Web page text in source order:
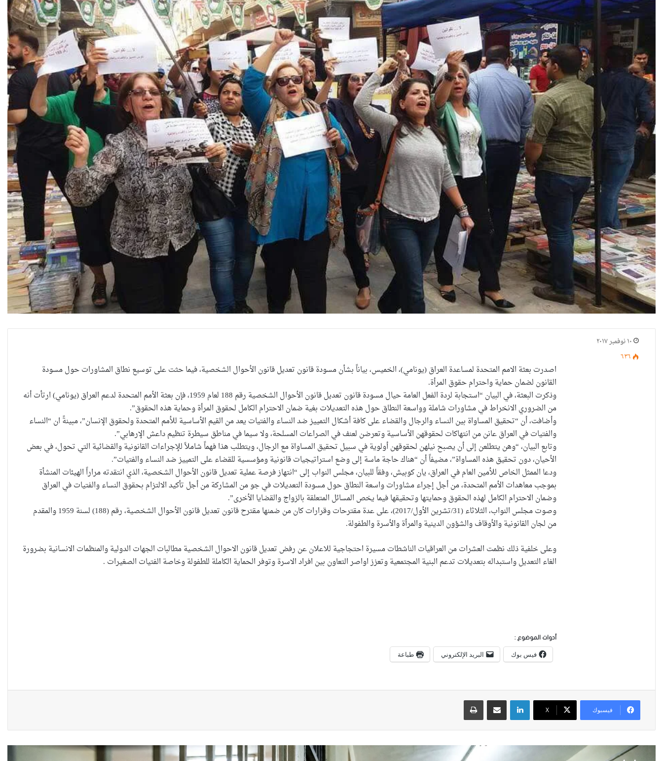
اصدرت بعثة الامم المتحدة لمساعدة العراق (يونامي)، الخميس، بياناً بشأن مسودة قانون تعديل قانون الأحوال الشخصية، فيما حثت على توسيع نطاق المشاورات حول مسودة
القانون لضمان حماية واحترام حقوق المرأة.
وذكرت البعثة، في البيان “استجابة لردة الفعل العامة حيال مسودة قانون تعديل قانون الأحوال الشخصية رقم 188 لعام 1959، فإن بعثة الأمم المتحدة لدعم العراق (يونامي) ارتأت أنه
من الضروري الانخراط في مشاورات شاملة وواسعة النطاق حول هذه التعديلات بغية ضمان الاحترام الكامل لحقوق المرأة وحماية هذه الحقوق”.
وأضافت، أن “تحقيق المساواة بين النساء والرجال والقضاء على كافة أشكال التمييز ضد النساء والفتيات يعد من القيم الأساسية للأمم المتحدة ولحقوق الإنسان”، مبينةً ان “النساء
والفتيات في العراق عانن من انتهاكات لحقوقهن الأساسية وتعرضن لعنف في الصراعات المسلحة، ولا سيما في مناطق سيطرة تنظيم داعش الإرهابي”.
وتابع البيان، “وهن يتطلعن إلى أن يصبح نيلهن لحقوقهن أولوية في سبيل تحقيق المساواة مع الرجال، ويتطلب هذا فهماً شاملاً للإجراءات القانونية والقضائية التي تحول، في بعض
الأحيان، دون تحقيق هذه المساواة”، مضيفاً أن “هناك حاجة ماسة إلى وضع استراتيجيات قانونية ومؤسسية للقضاء على التمييز ضد النساء والفتيات”.
ودعا الممثل الخاص للأمين العام في العراق، يان كوبيش، وفقاً للبيان، مجلس النواب إلى “انتهاز فرصة عملية تعديل قانون الأحوال الشخصية، الذي انتقدته مراراً الهيئات المنشأة
بموجب معاهدات الأمم المتحدة، من أجل إجراء مشاورات واسعة النطاق حول مسودة التعديلات في جو من المشاركة من أجل تأكيد الالتزام بحقوق النساء والفتيات في العراق
وضمان الاحترام الكامل لهذه الحقوق وحمايتها وتحقيقها فيما يخص المسائل المتعلقة بالزواج والقضايا الأخرى”.
وصوت مجلس النواب، الثلاثاء (31/تشرين الأول/2017)، على عدة مقترحات وقرارات كان من ضمنها مقترح قانون تعديل قانون الأحوال الشخصية، رقم (188) لسنة 1959 والمقدم
من لجان القانونية والأوقاف والشؤون الدينية والمرأة والأسرة والطفولة.
وعلى خلفية ذلك نظمت العشرات من العراقيات الناشطات مسيرة احتجاجية للاعلان عن رفض تعديل قانون الاحوال الشخصية مطالبات الجهات الدولية والمنظمات الانسانية بضرورة
الغاء التعديل واستبداله بتعديلات تدعم البنية المجتمعية وتعزز اواصر التعاون بين افراد الاسرة وتوفر الحماية الكاملة للطفولة وخاصة الفتيات الصغيرات .
أدوات الموضوع :
فيس بوك البريد الإلكتروني طباعة
١٠ نوفمبر ٢٠١٧
٦٣٦
فيسبوك X
لينكدإن
والمصلحة الانسانية
خطأ مهني في الموقع الرسمي لـ
يُسَلَّع جسد المرأة في اقتصاد الهيمنة